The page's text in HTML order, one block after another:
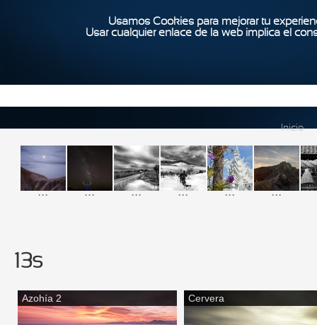
Usamos Cookies para mejorar tu
Usar cualquier enlace de la web implica el
Inicio
... ... ... ... ... ...
13s
Azohía 2 Cervera